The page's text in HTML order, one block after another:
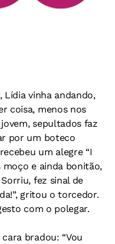
Lídia vinha andando,
coisa, menos nos
sepultados faz
por um boteco
um alegre “I
moço e ainda bonitão,
fez sinal de
gritou o torcedor.
com o polegar.
bradou: “Vou